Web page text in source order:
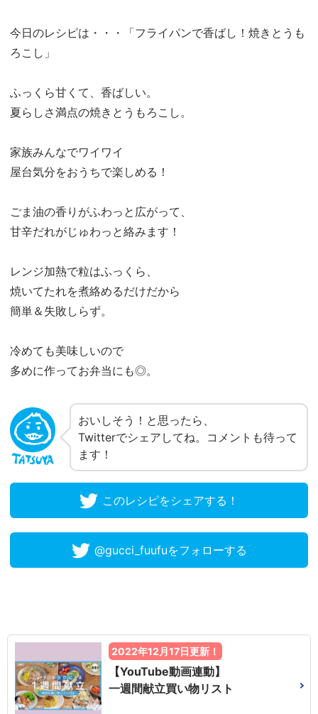
今日のレシピは・・・「フライパンで香ばし！焼きとうも
ろこし」
ふっくら甘くて、香ばしい。
夏らしさ満点の焼きとうもろこし。
家族みんなでワイワイ
屋台気分をおうちで楽しめる！
ごま油の香りがふわっと広がって、
甘辛だれがじゅわっと絡みます！
レンジ加熱で粒はふっくら、
焼いてたれを煮絡めるだけだから
簡単＆失敗しらず。
冷めても美味しいので
多めに作ってお弁当にも◎。
おいしそう！と思ったら、
Twitterでシェアしてね。コメントも待って
ます！
このレシピをシェアする！
@gucci_fuufuをフォローする
2022年12月17日更新！
【YouTube動画連動】
一週間献立買い物リスト